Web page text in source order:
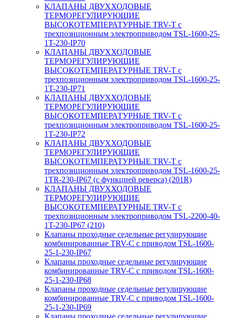
КЛАПАНЫ ДВУХХОДОВЫЕ
ТЕРМОРЕГУЛИРУЮЩИЕ
ВЫСОКОТЕМПЕРАТУРНЫЕ TRV-T с
трехпозиционным электроприводом TSL-1600-25-
1T-230-IP70
КЛАПАНЫ ДВУХХОДОВЫЕ
ТЕРМОРЕГУЛИРУЮЩИЕ
ВЫСОКОТЕМПЕРАТУРНЫЕ TRV-T с
трехпозиционным электроприводом TSL-1600-25-
1T-230-IP71
КЛАПАНЫ ДВУХХОДОВЫЕ
ТЕРМОРЕГУЛИРУЮЩИЕ
ВЫСОКОТЕМПЕРАТУРНЫЕ TRV-T с
трехпозиционным электроприводом TSL-1600-25-
1T-230-IP72
КЛАПАНЫ ДВУХХОДОВЫЕ
ТЕРМОРЕГУЛИРУЮЩИЕ
ВЫСОКОТЕМПЕРАТУРНЫЕ TRV-T с
трехпозиционным электроприводом TSL-1600-25-
1TR-230-IP67 (с функцией реверса) (201R)
КЛАПАНЫ ДВУХХОДОВЫЕ
ТЕРМОРЕГУЛИРУЮЩИЕ
ВЫСОКОТЕМПЕРАТУРНЫЕ TRV-T с
трехпозиционным электроприводом TSL-2200-40-
1T-230-IP67 (210)
Клапаны проходные седельные регулирующие
комбинированные TRV-С с приводом TSL-1600-
25-1-230-IP67
Клапаны проходные седельные регулирующие
комбинированные TRV-С с приводом TSL-1600-
25-1-230-IP68
Клапаны проходные седельные регулирующие
комбинированные TRV-С с приводом TSL-1600-
25-1-230-IP69
Клапаны проходные седельные регулирующие